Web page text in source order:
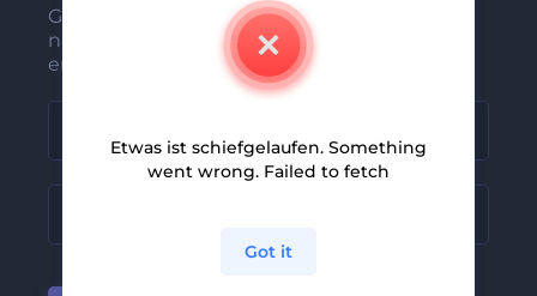
Gehören Sie zu den Ersten, die unsere
neuesten Nachrichten und Angebote
erhalten
Etwas ist schiefgelaufen. Something
went wrong. Failed to fetch
Got it